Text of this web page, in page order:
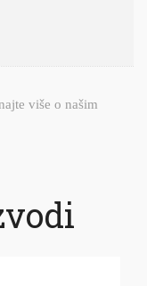
više o našim